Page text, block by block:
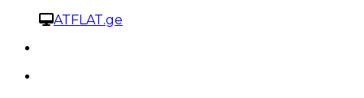
ATFLAT.ge